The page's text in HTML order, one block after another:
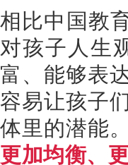
相比中国教
对孩子人生
富、能够表
容易让孩子
体里的潜能
更加均衡、